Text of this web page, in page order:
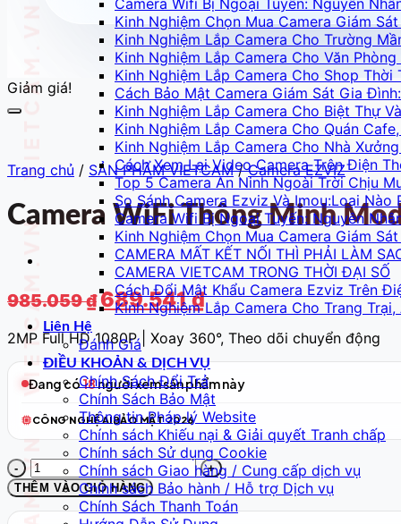
Camera Wifi Bị Ngoại Tuyến: Nguyên
Kinh Nghiệm Chọn Mua Camera Giám
Kinh Nghiệm Lắp Camera Cho Trường
Kinh Nghiệm Lắp Camera Cho Văn
Kinh Nghiệm Lắp Camera Cho Shop Thời
Cách Bảo Mật Camera Giám Sát Gia
Kinh Nghiệm Lắp Camera Cho Biệt Thự
Kinh Nghiệm Lắp Camera Cho Quán
Kinh Nghiệm Lắp Camera Cho Nhà
Cách Xem Lại Video Camera Trên Điện
Top 5 Camera An Ninh Ngoài Trời Chịu
So Sánh Camera Ezviz Và Imou:Loại Nào
Camera Wifi Bị Ngoại Tuyến: Nguyên
Kinh Nghiệm Chọn Mua Camera Giám
CAMERA MẤT KẾT NỐI THÌ PHẢI LÀM
CAMERA VIETCAM TRONG THỜI ĐẠI SỐ
Cách Đổi Mật Khẩu Camera Ezviz Trên
Kinh Nghiệm Lắp Camera Cho Trang
Liên Hệ
Đánh Giá
ĐIỀU KHOẢN & DỊCH VỤ
Chính Sách Đổi Trả
Chính Sách Bảo Mật
Thông tin Pháp lý Website
Chính sách Khiếu nại & Giải quyết Tranh chấp
Chính sách Sử dụng Cookie
Chính sách Giao hàng / Cung cấp dịch vụ
Chính sách Bảo hành / Hỗ trợ Dịch vụ
Chính Sách Thanh Toán
Giảm giá!
Trang chủ / SẢN PHẨM VIETCAM / Camera EZVIZ
Camera WiFi Thông Minh
985.059₫Giá
gốc
là:
985.059 ₫.
689.541₫Giá
hiện
tại
là:
689.541 ₫.
2MP Full HD 1080P | Xoay 360°, Theo dõi chuyển động
Đang có18người xem sản phẩm này
CÔNG NGHỆ AIBẢO MẬT 2026
Camera
WiFi
Thông
THÊM VÀO GIỎ HÀNG